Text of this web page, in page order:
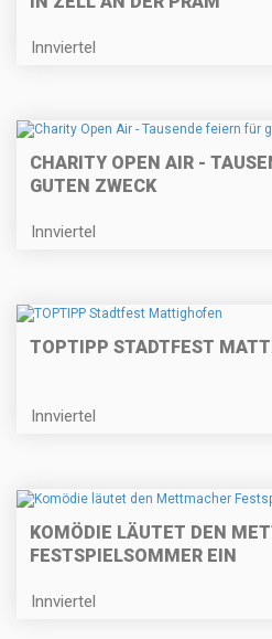
Innviertel
CHARITY OPEN AIR -
GUTEN ZWECK
Innviertel
TOPTIPP STADTFEST
Innviertel
KOMÖDIE LÄUTET DEN
FESTSPIELSOMMER EIN
Innviertel